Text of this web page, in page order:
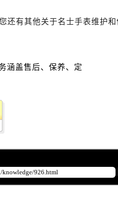
提前预约）
需提前预约）
服务中心（需提前预约）
前预约）
前预约）
前预约）
预约）
后服务中心（需提前预约）
还有其他关于名士手表维护